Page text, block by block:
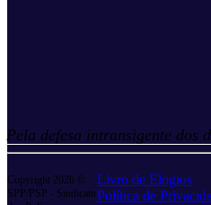
Pela defesa intransigente dos
Copyright 2026 ©
SPP/PSP - Sindicato
Livro de Elogios
Política de